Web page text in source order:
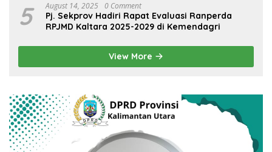
5 August 14, 2025 0 Comment
Pj. Sekprov Hadiri Rapat Evaluasi Ranperda
RPJMD Kaltara 2025-2029 di Kemendagri
View More